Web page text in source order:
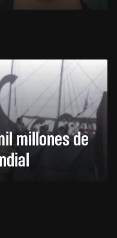
millones de